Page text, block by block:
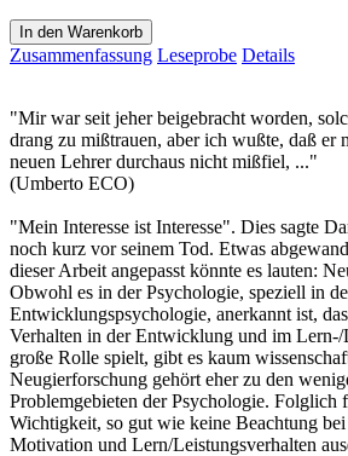
In den Warenkorb
Zusammenfassung Leseprobe Details
"Mir war seit jeher beigebracht worden,
drang zu mißtrauen, aber ich wußte, daß er
neuen Lehrer durchaus nicht mißfiel, ..."
(Umberto ECO)
"Mein Interesse ist Interesse". Dies sagte
noch kurz vor seinem Tod. Etwas
dieser Arbeit angepasst könnte es lauten:
Obwohl es in der Psychologie, speziell in
Entwicklungspsychologie, anerkannt ist,
Verhalten in der Entwicklung und im Lern-/
große Rolle spielt, gibt es kaum
Neugierforschung gehört eher zu den
Problemgebieten der Psychologie. Folglich
Wichtigkeit, so gut wie keine Beachtung
Motivation und Lern/Leistungsverhalten